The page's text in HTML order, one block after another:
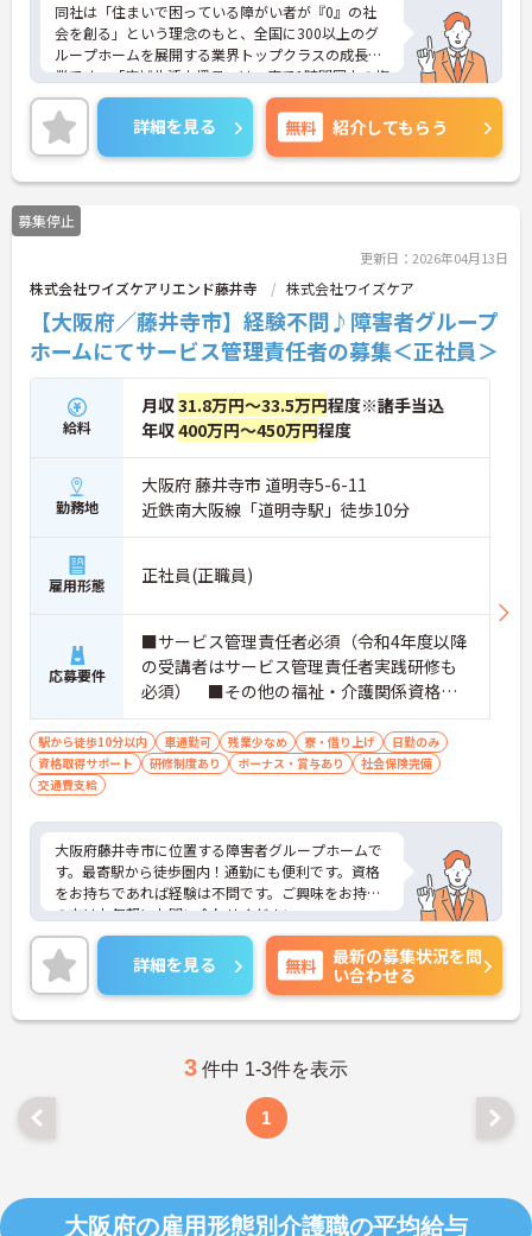
同社は「住まいで困っている障がい者が『0』の社
会を創る」という理念のもと、全国に300以上のグ
ループホームを展開する業界トップクラスの成長企
業です。「広域生活支援員」は、車で1時間圏内の複
数施設を横断的に担当し、現場支援とパートスタッ
フのサポートを行うハイクラスなポジションです。
最新設備とバリアフリーが完備され、スタッフの身
体的負担が少なく、広域手当5万円が付与されるこ
とで高い給与水準を実現しています。年間休日114
日の確保や、献立・レシピの完全標準化による業務
効率化など、ワークライフバランスを保ちながら定
います。複数施設を経験することで培われるマネジ
メント視点は、将来的なエリアマネージャーへのキ
ャリアアップにも直結しており、最新の環境で専門
性を発揮したいプロフェッショナルの方にお勧めで
す。
★おすすめPOINT★
・広域支援員として複数のホームを巡るため、各ホ
ームのパートスタッフの教育やサポートにも携わる
ことができ、現場の介助業務にとどまらず、施設運
営や人材育成の視点を養うことで、将来のエリアマ
ネージャー候補としてのステップアップに直結しま
があり、20代から60代まで幅広い年代が活躍してい
ます。年間休日も114日確保されているため、無理
なく長期的なキャリアを築いていただけます。
・全施設がバリアフリー設計かつ最新設備を備えて
おり、清潔感にあふれた美しい環境です。ハード面
に加え、ソフト面でも「献立の事前決定・レシピ完
備」により現場の負担が大幅に軽減されています。
ご利用者様の安全性はもちろん、働くスタッフにと
っても身体的負担が少なく、高いモチベーションを
保って業務に集中できます。
詳細を見る 無料 紹介してもらう
募集停止
更新日：2026年04月13日
株式会社ワイズケアリエンド藤井寺 株式会社ワイズケア
【大阪府／藤井寺市】経験不問♪障害者グループ
ホームにてサービス管理責任者の募集＜正社員＞
給料
月収31.8万円～33.5万円程度※諸手当込
年収400万円～450万円程度
勤務地
大阪府 藤井寺市 道明寺5-6-11
近鉄南大阪線「道明寺駅」徒歩10分
雇用形態 正社員(正職員)
応募要件
■サービス管理責任者必須（令和4年度以降
の受講者はサービス管理責任者実践研修も
必須） ■その他の福祉・介護関係資格あ
れば尚可 ■普通自動車運転免許（AT限定
可）必須 ■必要なPCスキル：簡単なパソ
コン入力（エクセル・ワード必須） ■経
駅から徒歩10分以内 車通勤可 残業少なめ 寮・借り上げ
日勤のみ
資格取得サポート
研修制度あり ボーナス・賞与あり
社会保険完備
交通費支給
大阪府藤井寺市に位置する障害者グループホームで
す。最寄駅から徒歩圏内！通勤にも便利です。資格
をお持ちであれば経験は不問です。ご興味をお持ち
の方はお気軽にお問い合わせください。
詳細を見る 無料
最新の募集状況を問
い合わせる
3 件中 1-3件を表示
1
大阪府の雇用形態別介護職の平均給与